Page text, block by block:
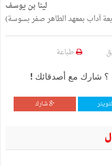
لينا بن يوسف
آداب بمعهد الطاهر صفر بسوسة)
طباعة
؟ شارك مع أصدقائك !
شارك